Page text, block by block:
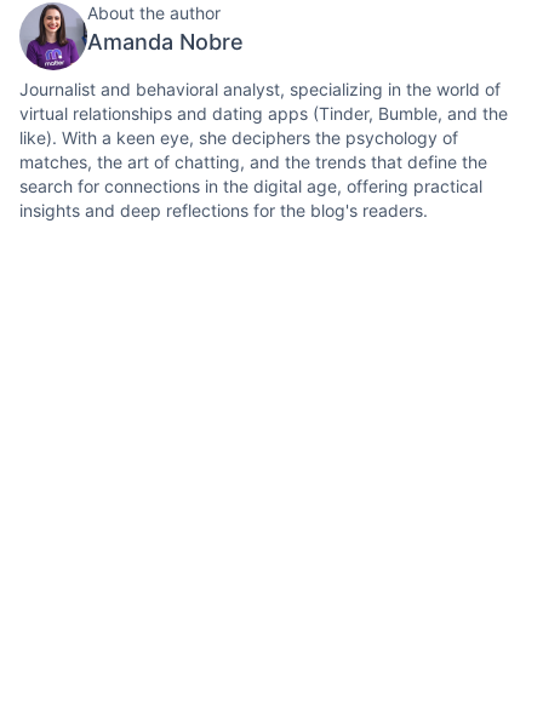
About the author
Amanda Nobre
Journalist and behavioral analyst, specializing in the world of
virtual relationships and dating apps (Tinder, Bumble, and the
like). With a keen eye, she deciphers the psychology of
matches, the art of chatting, and the trends that define the
search for connections in the digital age, offering practical
insights and deep reflections for the blog's readers.